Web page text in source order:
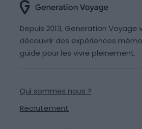
Depuis 2013, Generation Voyage
découvrir des expériences
guide pour les vivre pleinement.
Qui sommes nous ?
Recrutement